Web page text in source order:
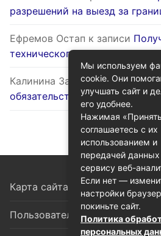
разрешений на выезд за
Ефремов Остап к записи
технического паспорта на
Калинина Залинак записи
обязательств через госуслуги
Карта сайта
Пользовательское соглашение
Мы используем
cookie. Они
улучшать сайт и
его удобнее.
Нажимая
соглашаетесь с их
использованием и
передачей данных
сервису веб-
Если нет —
настройки
покиньте сайт.
Политика
персональных